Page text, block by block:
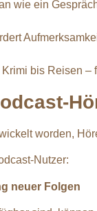
wie ein
bis Reisen –
worden,
Nutzer:
neuer Folgen